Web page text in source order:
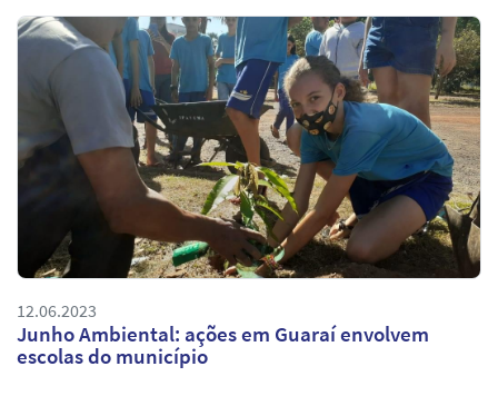
12.06.2023
Junho Ambiental: ações em Guaraí envolvem
escolas do município